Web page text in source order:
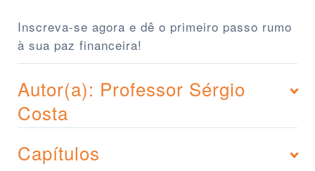
Inscreva-se agora e dê o primeiro passo rumo
à sua paz financeira!
Autor(a): Professor Sérgio
Costa
Capítulos